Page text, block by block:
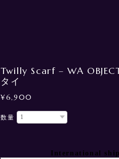
Twilly Scarf – WA
タイ
¥6,900
数量
International